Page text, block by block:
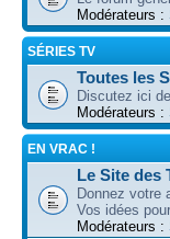
Modérateurs :
SÉRIES TV
Toutes les
Discutez ici
Modérateurs :
EN VRAC !
Le Site des
Donnez votre
Vos idées
Modérateurs :